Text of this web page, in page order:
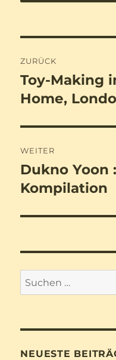
ZURÜCK
Vorheriger
Beitrag:
Toy-Making
Home,
WEITER
Nächster
Beitrag:
Dukno Yoon
Kompilation
Suchen
nach:
NEUESTE